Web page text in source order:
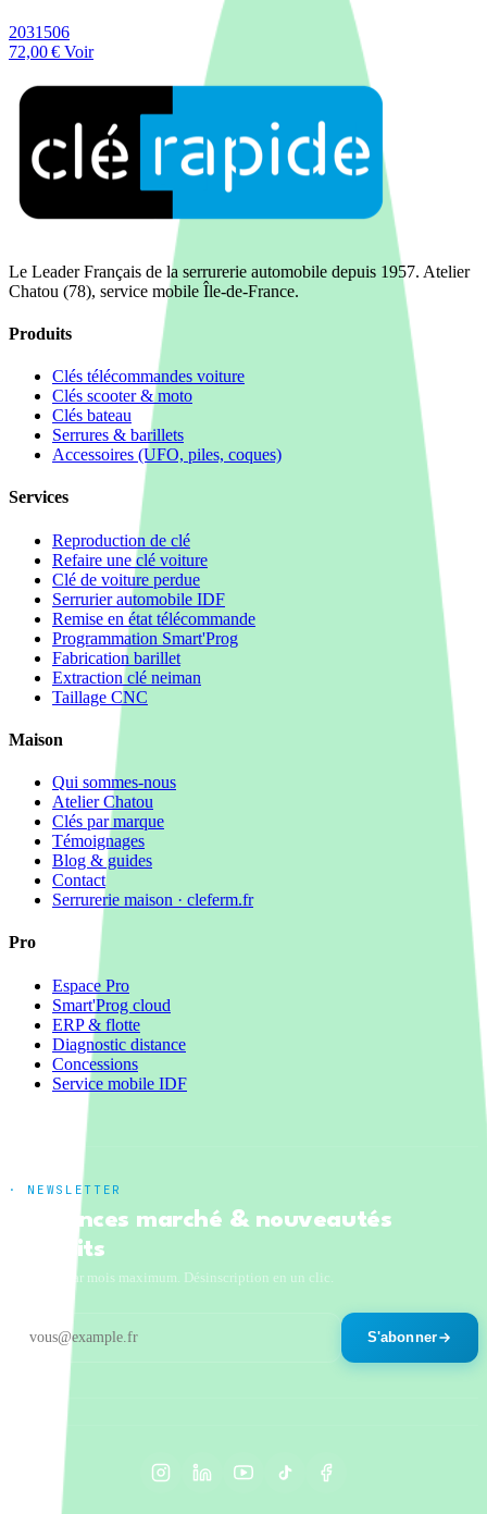
2031506
72,00 € Voir
Le Leader Français de la serrurerie automobile depuis 1957. Atelier
Chatou (78), service mobile Île-de-France.
Produits
Clés télécommandes voiture
Clés scooter & moto
Clés bateau
Serrures & barillets
Accessoires (UFO, piles, coques)
Services
Reproduction de clé
Refaire une clé voiture
Clé de voiture perdue
Serrurier automobile IDF
Remise en état télécommande
Programmation Smart'Prog
Fabrication barillet
Extraction clé neiman
Taillage CNC
Maison
Qui sommes-nous
Atelier Chatou
Clés par marque
Témoignages
Blog & guides
Contact
Serrurerie maison · cleferm.fr
Pro
Espace Pro
Smart'Prog cloud
ERP & flotte
Diagnostic distance
Concessions
Service mobile IDF
· NEWSLETTER
Tendances marché & nouveautés
produits
Un email par mois maximum. Désinscription en un clic.
S'abonner